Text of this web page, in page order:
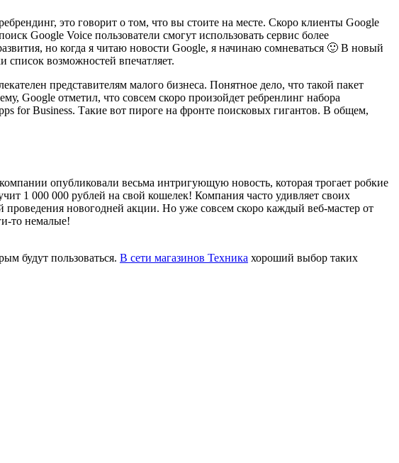
это говорит о том, что вы стоите на месте. Скоро клиенты Google
Google Voice пользователи смогут использовать сервис более
но когда я читаю новости Google, я начинаю сомневаться 🙂 В новый
список возможностей впечатляет.
представителям малого бизнеса. Понятное дело, что такой пакет
Google отметил, что совсем скоро произойдет ребренлинг набора
for Business. Такие вот пироге на фронте поисковых гигантов. В общем,
опубликовали весьма интригующую новость, которая трогает робкие
1 000 000 рублей на свой кошелек! Компания часто удивляет своих
новогодней акции. Но уже совсем скоро каждый веб-мастер от
то немалые!
будут пользоваться. В сети магазинов Техника хороший выбор таких